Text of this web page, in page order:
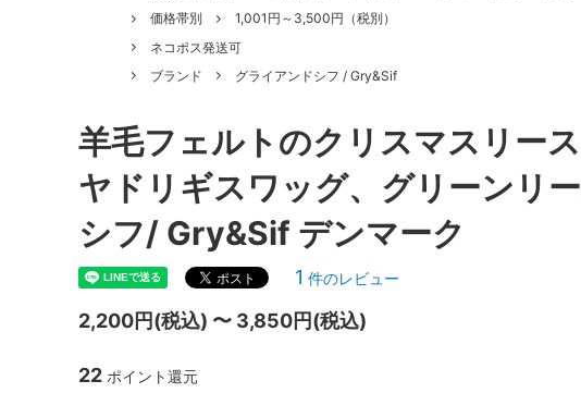
価格帯別
1,001円～3,500円（税別）
ネコポス発送可
ブランド
グライアンドシフ / Gry&Sif
羊毛フェルトのクリスマスリー
ヤドリギスワッグ、グリーンリ
シフ/ Gry&Sif デンマーク
1 件のレビュー
2,200円(税込) 〜 3,850円(税込)
22 ポイント還元